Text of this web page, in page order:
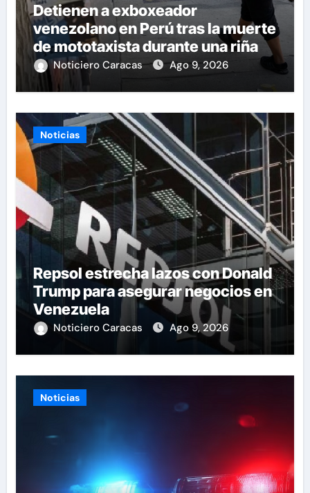
Detienen a exboxeador
venezolano en Perú tras la muerte
de mototaxista durante una riña
Noticiero Caracas Ago 9, 2026
Noticias
Repsol estrecha lazos con Donald
Trump para asegurar negocios en
Venezuela
Noticiero Caracas Ago 9, 2026
Noticias